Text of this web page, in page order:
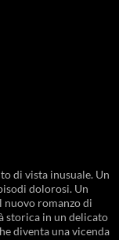
di vista inusuale. Un
dolorosi. Un
romanzo di
storica in un delicato
diventa una vicenda